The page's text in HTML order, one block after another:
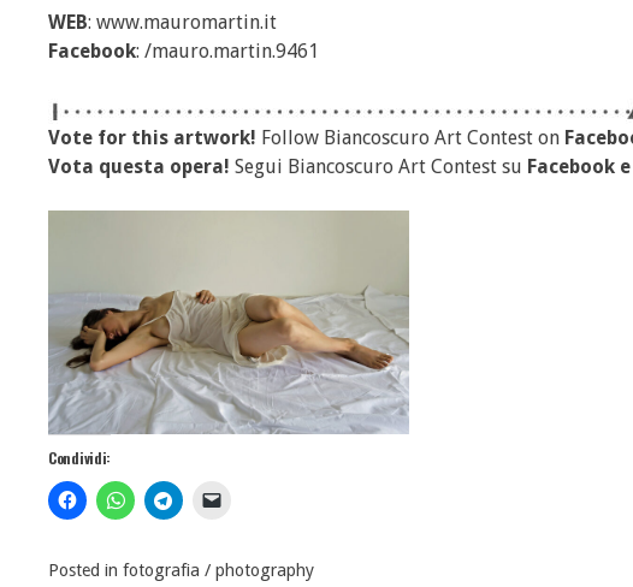
WEB: www.mauromartin.it
Facebook: /mauro.martin.9461
Vote for this artwork! Follow Biancoscuro Art Contest on
Vota questa opera! Segui Biancoscuro Art Contest su Facebook e
Condividi:
Posted in fotografia / photography